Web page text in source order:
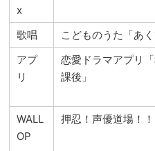
x
歌唱
こどものうた「あ
アプ
リ
恋愛ドラマアプリ
課後」
WALL
OP
押忍！声優道場！！